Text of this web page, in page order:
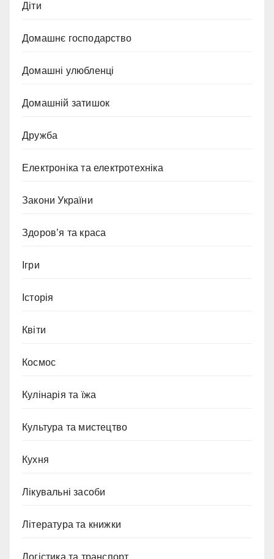
Діти
Домашнє господарство
Домашні улюбленці
Домашній затишок
Дружба
Електроніка та електротехніка
Закони України
Здоров’я та краса
Ігри
Історія
Квіти
Космос
Кулінарія та їжа
Культура та мистецтво
Кухня
Лікувальні засоби
Література та книжки